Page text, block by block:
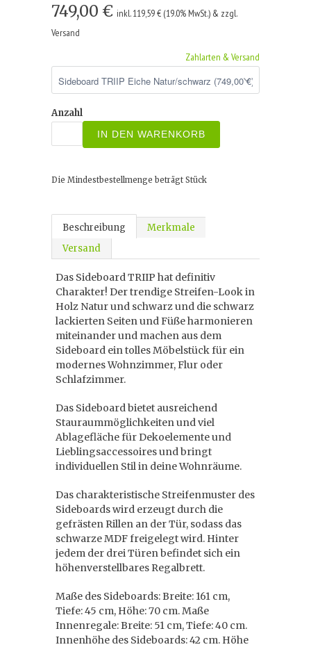
749,00 € inkl. 119,59 € (19.0% MwSt.) & zzgl.
Versand
Zahlarten & Versand
Anzahl
IN DEN WARENKORB
Die Mindestbestellmenge beträgt Stück
Beschreibung
Merkmale
Versand
Das Sideboard TRIIP hat definitiv
Charakter! Der trendige Streifen-Look in
Holz Natur und schwarz und die schwarz
lackierten Seiten und Füße harmonieren
miteinander und machen aus dem
Sideboard ein tolles Möbelstück für ein
modernes Wohnzimmer, Flur oder
Schlafzimmer.
Das Sideboard bietet ausreichend
Stauraummöglichkeiten und viel
Ablagefläche für Dekoelemente und
Lieblingsaccessoires und bringt
individuellen Stil in deine Wohnräume.
Das charakteristische Streifenmuster des
Sideboards wird erzeugt durch die
gefrästen Rillen an der Tür, sodass das
schwarze MDF freigelegt wird. Hinter
jedem der drei Türen befindet sich ein
höhenverstellbares Regalbrett.
Maße des Sideboards: Breite: 161 cm,
Tiefe: 45 cm, Höhe: 70 cm. Maße
Innenregale: Breite: 51 cm, Tiefe: 40 cm.
Innenhöhe des Sideboards: 42 cm. Höhe